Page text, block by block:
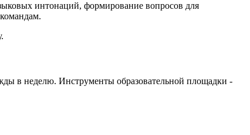
интонаций, формирование вопросов для
в неделю. Инструменты образовательной площадки -